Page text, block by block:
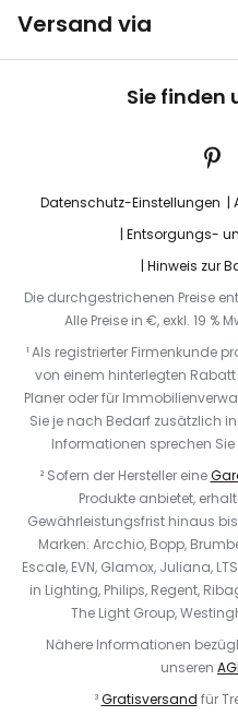
Versand via
Sie finden
Datenschutz-Einstellungen
Entsorgungs-
Hinweis zur
Die durchgestrichenen Preise
Alle Preise in €, exkl. 19 %
¹ Als registrierter Firmenkunde
von einem hinterlegten Rabatt
Planer oder für
Sie je nach Bedarf zusätzlich
Informationen sprechen
² Sofern der Hersteller eine
Produkte anbietet,
Gewährleistungsfrist hinaus
Marken: Arcchio, Bopp,
Escale, EVN, Glamox, Juliana,
in Lighting, Philips, Regent,
The Light Group,
Nähere Informationen
unseren
³Gratisversand für